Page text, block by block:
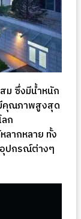
ม ซึ่งมีน้ำหนัก
คุณภาพสูงสุด
ก
ลากหลาย ทั้ง
อุปกรณ์ต่างๆ